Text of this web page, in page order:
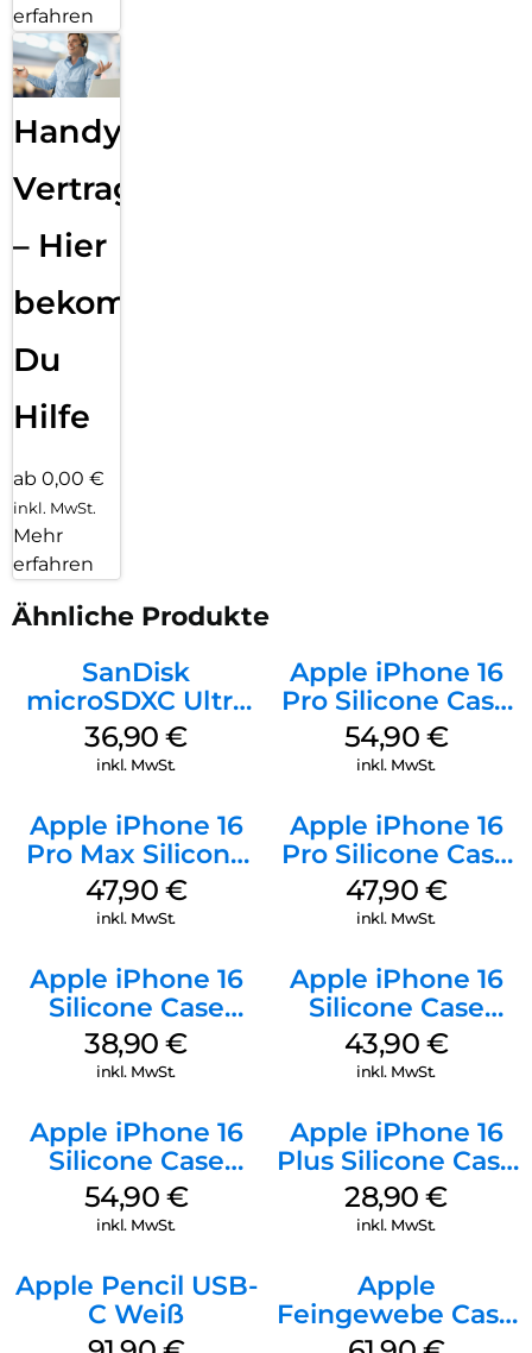
erfahren
Handy
Vertragsabwicklung
– Hier
bekommst
Du
Hilfe
ab 0,00 €
inkl. MwSt.
Mehr
erfahren
Ähnliche Produkte
SanDisk
microSDXC Ultra
128 GB + Adapter
Mobile
36,90€
inkl. MwSt.
Apple iPhone 16
Pro Silicone Case
MagSafe Black
54,90 €
inkl. MwSt.
Apple iPhone 16
Pro Max Silicone
Case MagSafe
Black
47,90 €
inkl. MwSt.
Apple iPhone 16
Pro Silicone Case
MagSafe Denim
47,90 €
inkl. MwSt.
Apple iPhone 16
Silicone Case
MagSafe
Ultramarine
38,90€
inkl. MwSt.
Apple iPhone 16
Silicone Case
MagSafe Plum
43,90 €
inkl. MwSt.
Apple iPhone 16
Silicone Case
MagSafe Black
54,90 €
inkl. MwSt.
Apple iPhone 16
Plus Silicone Case
MagSafe Black
28,90€
inkl. MwSt.
Apple Pencil USB-
C Weiß
Apple
Feingewebe Case
iPhone 15 Pro